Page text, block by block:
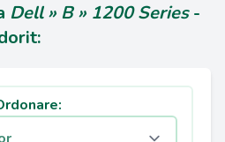
Dell » B » 1200 Series-